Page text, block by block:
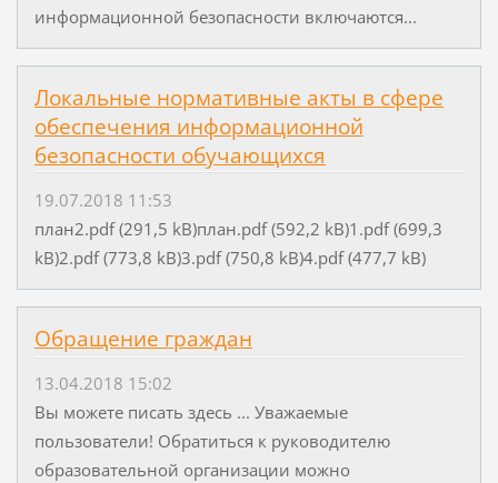
информационной безопасности включаются...
Локальные нормативные акты в сфере
обеспечения информационной
безопасности обучающихся
19.07.2018 11:53
план2.pdf (291,5 kB)план.pdf (592,2 kB)1.pdf (699,3
kB)2.pdf (773,8 kB)3.pdf (750,8 kB)4.pdf (477,7 kB)
Обращение граждан
13.04.2018 15:02
Вы можете писать здесь ... Уважаемые
пользователи! Обратиться к руководителю
образовательной организации можно